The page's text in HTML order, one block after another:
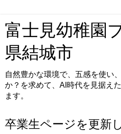
富士見幼稚園
県結城市
自然豊かな環境で、五感を使い
か？を求めて、AI時代を見据え
ます。
卒業生ページを更新